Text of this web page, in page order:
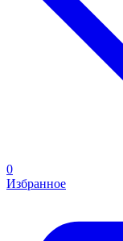
0
Избранное